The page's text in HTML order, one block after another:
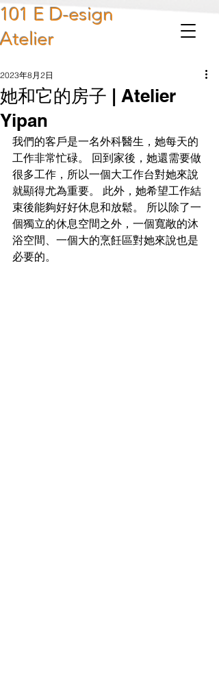
101 E D-esign
Atelier
她和它的房子 | Atelier
Yipan
2023年8月2日
我們的客戶是一名外科醫生，她每天的
工作非常忙碌。 回到家後，她還需要做
很多工作，所以一個大工作台對她來說
就顯得尤為重要。 此外，她希望工作結
束後能夠好好休息和放鬆。 所以除了一
個獨立的休息空間之外，一個寬敞的沐
浴空間、一個大的烹飪區對她來說也是
必要的。